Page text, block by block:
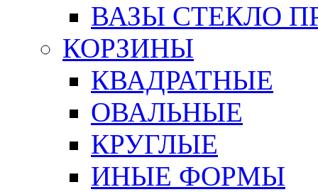
ВАЗЫ СТЕКЛО
КОРЗИНЫ
КВАДРАТНЫЕ
ОВАЛЬНЫЕ
КРУГЛЫЕ
ИНЫЕ ФОРМЫ